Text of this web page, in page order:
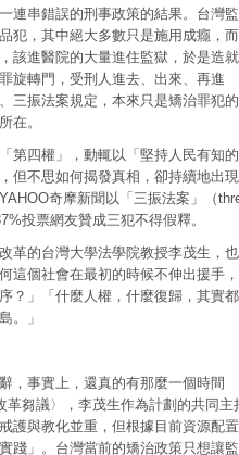
連串錯誤的刑事政策的結果。台灣監
犯，其中絕大多數只是施用成癮，而
該進醫院的大量進住監獄，於是造就
旋轉門，受刑人進去、出來、再進
三振法案規定，本來只是矯治罪犯的
在。
第四權」，動輒以「堅持人民有知的
但不思如何揭發真相，卻持續地出現
奇摩新聞以「三振法案」（
投票網友贊成三犯不得假釋。
革的台灣大學法學院教授李茂生，也
這個社會在最初的時候不伸出援手，
？」「什麼人權，什麼復歸，其實都
。」
，事實上，還真的有那麼一個時間
芻議〉，李茂生作為計劃的共同主
護與教化並重，但根據目前資源配置
踐」。台灣當前的矯治政策只想讓監